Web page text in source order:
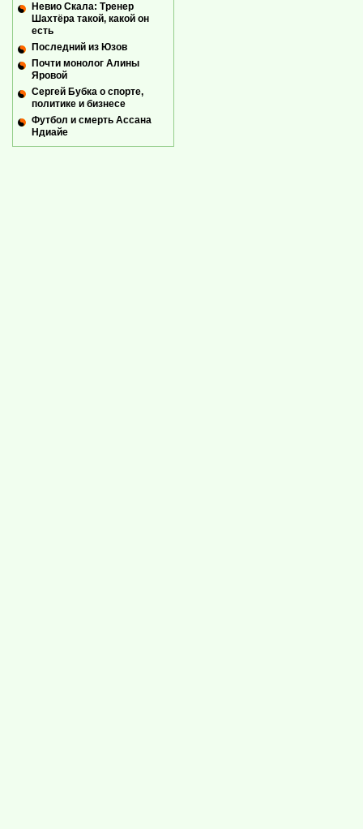
Невио Скала: Тренер
Шахтёра такой, какой он
есть
Последний из Юзов
Почти монолог Алины
Яровой
Сергей Бубка о спорте,
политике и бизнесе
Футбол и смерть Ассана
Ндиайе